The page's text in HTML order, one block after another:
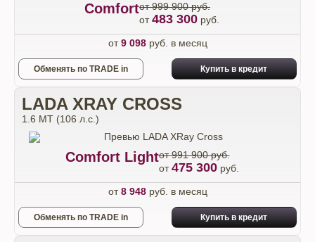
Comfortот 999 900 руб.
от483 300 руб.
от9 098руб. в месяц
Обменять по TRADE in Купить в кредит
LADA XRAY CROSS
1.6 МТ (106 л.с.)
Comfort Lightот 991 900 руб.
от475 300руб.
от8 948руб. в месяц
Обменять по TRADE in Купить в кредит